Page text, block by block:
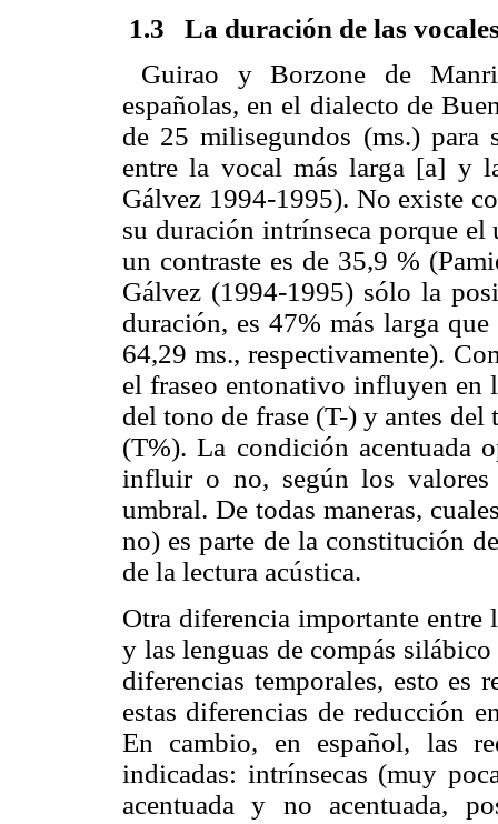
1.3 La duración de las
Guirao y Borzone de
españolas, en el dialecto de
de 25 milisegundos (ms.) para
entre la vocal más larga [a] y
Gálvez 1994-1995). No existe
su duración intrínseca porque
un contraste es de 35,9 %
Gálvez (1994-1995) sólo la
duración, es 47% más larga
64,29 ms., respectivamente).
el fraseo entonativo influyen en
del tono de frase (T-) y antes
(T%). La condición acentuada
influir o no, según los
umbral. De todas maneras,
no) es parte de la constitución
de la lectura acústica.
Otra diferencia importante entre
y las lenguas de compás
diferencias temporales, esto es
estas diferencias de reducción
En cambio, en español, las
indicadas: intrínsecas (muy
acentuada y no acentuada,